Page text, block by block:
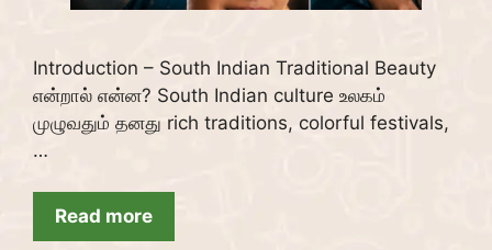
Introduction – South Indian Traditional Beauty
என்றால் என்ன? South Indian culture உலகம்
முழுவதும் தனது rich traditions, colorful festivals,
…
Read more